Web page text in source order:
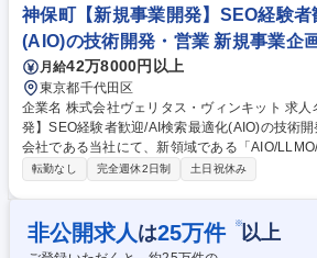
神保町【新規事業開発】SEO経験
(AIO)の技術開発・営業 新規事業企
月給42万8000円以上
東京都千代田区
企業名 株式会社ヴェリタス・ヴィンキット 求人名 神保町【新規事業開
発】SEO経験者歓迎/AI検索最適化(AIO)の技術開発・営業 仕
会社である当社にて、新領域である「AIO/
せします。AI検索結果への最適化技術の開発か
やGemini、あるいはClaude、Perplexity等の生
ンテンツの露出を高めるための「AIO/LLMO/
新の検索アルゴリズム解析と対策メソッドの言
転勤なし 完全週休2日制 土日祝休み
非公開求人 は25万件 ※以上